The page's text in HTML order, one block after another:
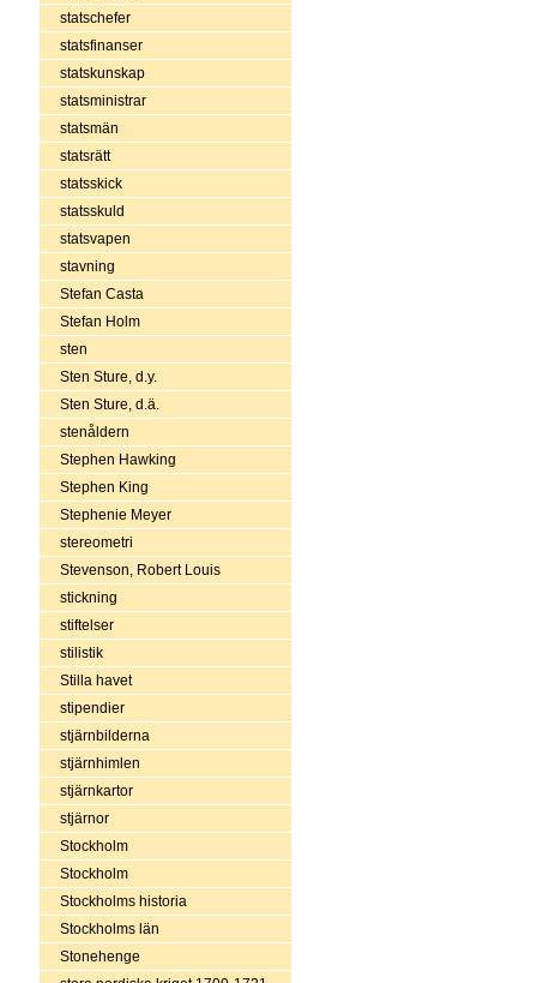
statschefer
statsfinanser
statskunskap
statsministrar
statsmän
statsrätt
statsskick
statsskuld
statsvapen
stavning
Stefan Casta
Stefan Holm
sten
Sten Sture, d.y.
Sten Sture, d.ä.
stenåldern
Stephen Hawking
Stephen King
Stephenie Meyer
stereometri
Stevenson, Robert Louis
stickning
stiftelser
stilistik
Stilla havet
stipendier
stjärnbilderna
stjärnhimlen
stjärnkartor
stjärnor
Stockholm
Stockholm
Stockholms historia
Stockholms län
Stonehenge